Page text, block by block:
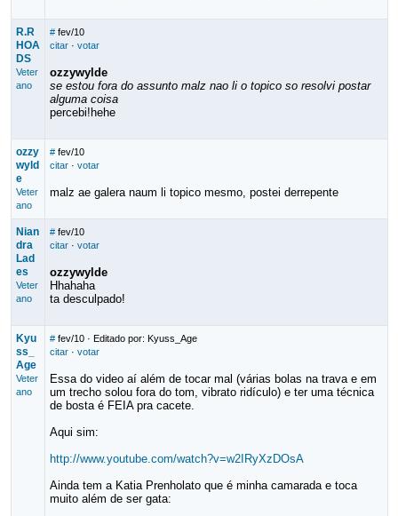
R.R
HOA
DS
Veter
ano
# fev/10
citar· votar
ozzywylde
se estou fora do assunto malz nao li o topico so resolvi postar
alguma coisa
percebi!hehe
ozzy
wyld
e
Veter
ano
# fev/10
citar· votar
malz ae galera naum li topico mesmo, postei derrepente
Nian
dra
Lad
es
Veter
ano
# fev/10
citar· votar
ozzywylde
Hhahaha
ta desculpado!
Kyu
ss_
Age
Veter
ano
# fev/10· Editado por: Kyuss_Age
citar· votar
Essa do video aí além de tocar mal (várias bolas na trava e em
um trecho solou fora do tom, vibrato ridículo) e ter uma técnica
de bosta é FEIA pra cacete.
Aqui sim:
http://www.youtube.com/watch?v=w2IRyXzDOsA
Ainda tem a Katia Prenholato que é minha camarada e toca
muito além de ser gata: